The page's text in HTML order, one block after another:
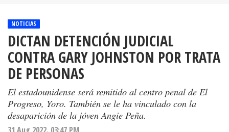
NOTICIAS
DICTAN DETENCIÓN JUDICIAL
CONTRA GARY JOHNSTON POR TRATA
DE PERSONAS
El estadounidense será remitido al centro penal de El
Progreso, Yoro. También se le ha vinculado con la
desaparición de la jóven Angie Peña.